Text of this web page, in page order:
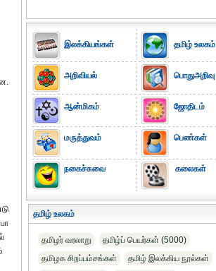
இலக்கியங்கள்
அறிவியல்
ஆன்மிகம்
மருத்துவம்
நகைச்சுவை
தமிழ் உலகம்
பொதுஅறிவு
ஜோதிடம்
பெண்கள்
கலைகள்
தமிழ் உலகம்
தமிழர் வரலாறு
தமிழ்ப் பெயர்கள் (5000)
தமிழக சிறப்பம்சங்கள்
தமிழ் இலக்கிய நூல்கள்